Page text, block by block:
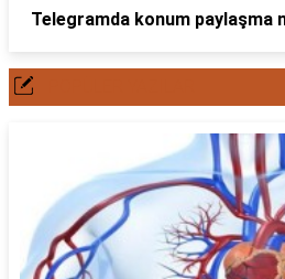
Telegramda konum paylaşma